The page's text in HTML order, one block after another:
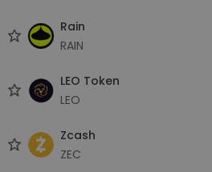
Rain
RAIN
LEO Token
LEO
Zcash
ZEC